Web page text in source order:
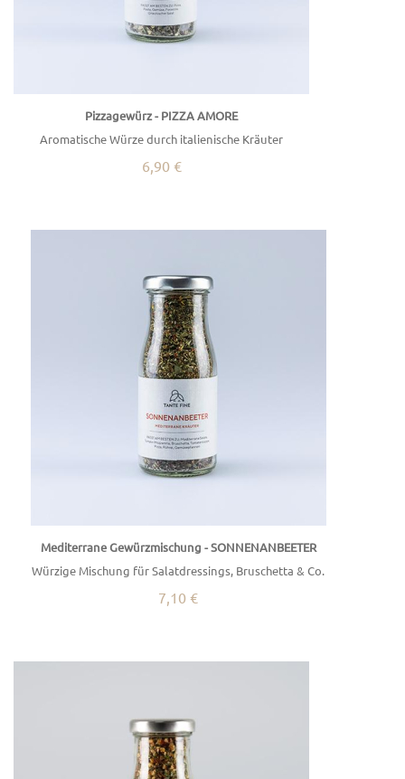
Pizzagewürz - PIZZA AMORE
Aromatische Würze durch italienische Kräuter
6,90 €
Mediterrane Gewürzmischung - SONNENANBEETER
Würzige Mischung für Salatdressings, Bruschetta & Co.
7,10 €